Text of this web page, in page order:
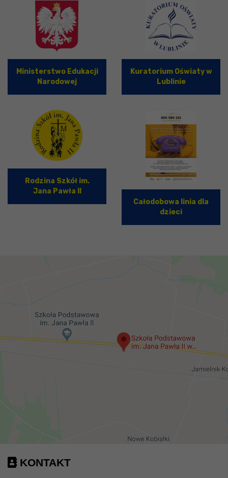
Ministerstwo Edukacji
Narodowej
Kuratorium Oświaty w
Lublinie
Rodzina Szkół im.
Jana Pawła II
Całodobowa linia dla
dzieci
KONTAKT